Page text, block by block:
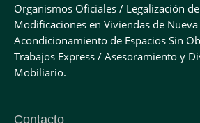
Organismos Oficiales / Legalización
Modificaciones en Viviendas de
Acondicionamiento de Espacios Sin
Trabajos Express / Asesoramiento y
Mobiliario.
Contacto